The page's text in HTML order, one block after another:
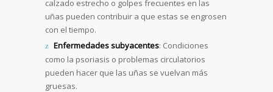
calzado estrecho o golpes frecuentes en las
uñas pueden contribuir a que estas se engrosen
con el tiempo.
Enfermedades subyacentes: Condiciones
como la psoriasis o problemas circulatorios
pueden hacer que las uñas se vuelvan más
gruesas.